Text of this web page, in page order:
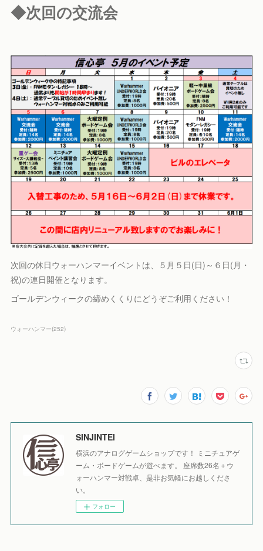
◆次回の交流会
次回の休日ウォーハンマーイベントは、５月５日(日)～６日(月・
祝)の連日開催となります。
ゴールデンウィークの締めくくりにどうぞご利用ください！
ウォーハンマー(252)
SINJINTEI
横浜のアナログゲームショップです！ ミニチュアゲ
ーム・ボードゲームが遊べます。 座席数26名＋ウ
ォーハンマー対戦卓、是非お気軽にお越しくださ
い。
フォロー